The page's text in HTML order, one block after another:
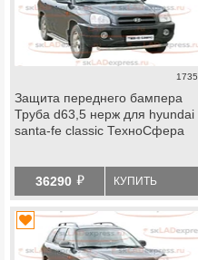
1735
Защита переднего бампера
Труба d63,5 нерж для hyundai
santa-fe classic ТехноСфера
36290 й КУПИТЬ